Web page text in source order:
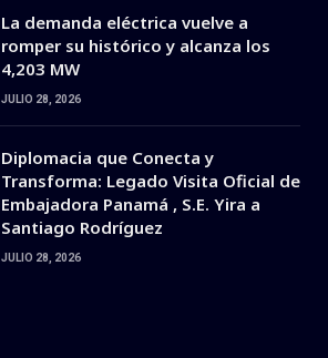
La demanda eléctrica vuelve a
romper su histórico y alcanza los
4,203 MW
JULIO 28, 2026
Diplomacia que Conecta y
Transforma: Legado Visita Oficial de
Embajadora Panamá , S.E. Yira a
Santiago Rodríguez
JULIO 28, 2026